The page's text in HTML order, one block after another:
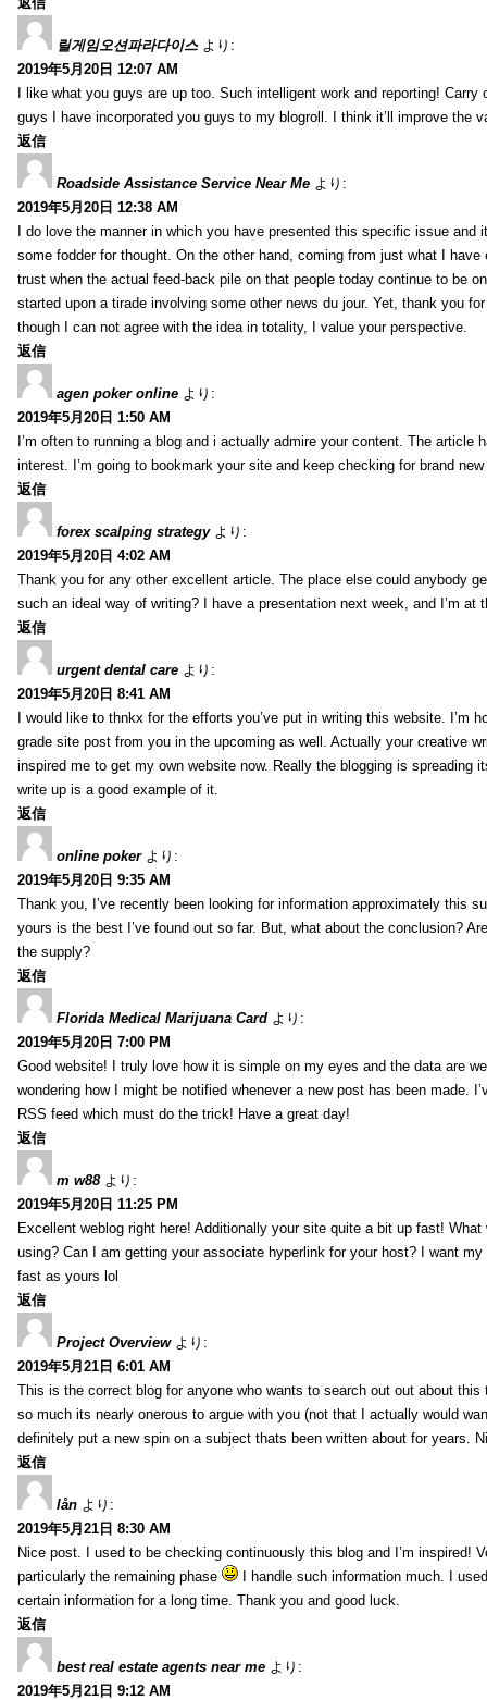
릴게임오션파라다이스 より:
2019年5月20日 12:07 AM
I like what you guys are up too. Such intelligent work and reporting! Carry
guys I have incorporated you guys to my blogroll. I think it’ll improve the
返信
Roadside Assistance Service Near Me より:
2019年5月20日 12:38 AM
I do love the manner in which you have presented this specific issue and
some fodder for thought. On the other hand, coming from just what I have
trust when the actual feed-back pile on that people today continue to be
started upon a tirade involving some other news du jour. Yet, thank you
though I can not agree with the idea in totality, I value your perspective.
返信
agen poker online より:
2019年5月20日 1:50 AM
I’m often to running a blog and i actually admire your content. The article
interest. I’m going to bookmark your site and keep checking for brand
返信
forex scalping strategy より:
2019年5月20日 4:02 AM
Thank you for any other excellent article. The place else could anybody
such an ideal way of writing? I have a presentation next week, and I’m at
返信
urgent dental care より:
2019年5月20日 8:41 AM
I would like to thnkx for the efforts you’ve put in writing this website. I’m
grade site post from you in the upcoming as well. Actually your creative
inspired me to get my own website now. Really the blogging is spreading
write up is a good example of it.
返信
online poker より:
2019年5月20日 9:35 AM
Thank you, I’ve recently been looking for information approximately this
yours is the best I’ve found out so far. But, what about the conclusion?
the supply?
返信
Florida Medical Marijuana Card より:
2019年5月20日 7:00 PM
Good website! I truly love how it is simple on my eyes and the data are
wondering how I might be notified whenever a new post has been made.
RSS feed which must do the trick! Have a great day!
返信
m w88 より:
2019年5月20日 11:25 PM
Excellent weblog right here! Additionally your site quite a bit up fast! What
using? Can I am getting your associate hyperlink for your host? I want
fast as yours lol
返信
Project Overview より:
2019年5月21日 6:01 AM
This is the correct blog for anyone who wants to search out out about this
so much its nearly onerous to argue with you (not that I actually would
definitely put a new spin on a subject thats been written about for years.
返信
lån より:
2019年5月21日 8:30 AM
Nice post. I used to be checking continuously this blog and I’m inspired!
particularly the remaining phase
I handle such information much. I
certain information for a long time. Thank you and good luck.
返信
best real estate agents near me より:
2019年5月21日 9:12 AM